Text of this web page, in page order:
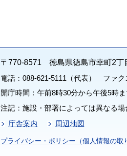
〒770-8571 徳島県徳島市幸町2丁
電話：088-621-5111（代表） ファク
開庁時間：午前8時30分から午後5時
注記：施設・部署によっては異なる
庁舎案内
周辺地図
プライバシー・ポリシー（個人情報の取